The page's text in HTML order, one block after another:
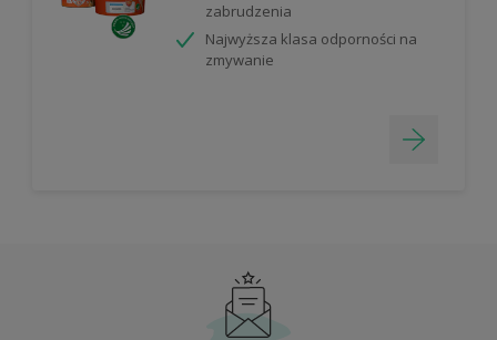
zabrudzenia
Najwyższa klasa odporności na
zmywanie